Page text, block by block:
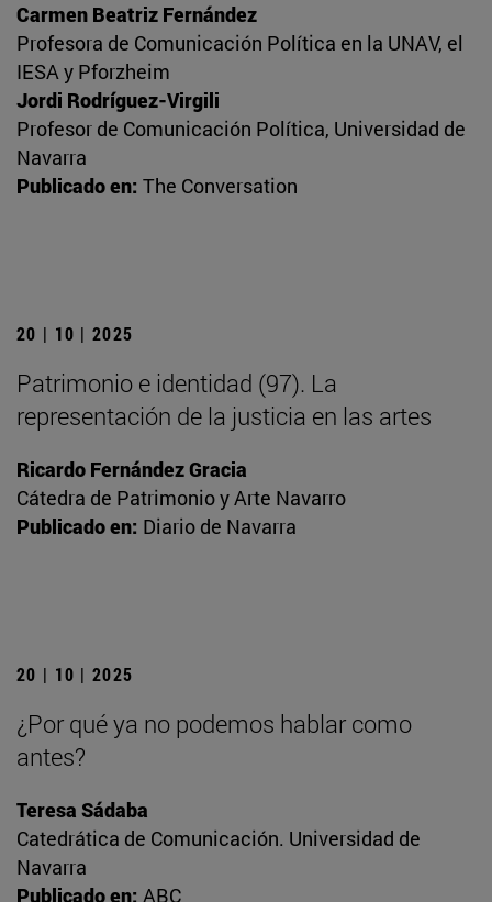
Carmen Beatriz Fernández
Profesora de Comunicación Política en la UNAV, el
IESA y Pforzheim
Jordi Rodríguez-Virgili
Profesor de Comunicación Política, Universidad de
Navarra
Publicado en: The Conversation
20 | 10 | 2025
Patrimonio e identidad (97). La
representación de la justicia en las artes
Ricardo Fernández Gracia
Cátedra de Patrimonio y Arte Navarro
Publicado en: Diario de Navarra
20 | 10 | 2025
¿Por qué ya no podemos hablar como
antes?
Teresa Sádaba
Catedrática de Comunicación. Universidad de
Navarra
Publicado en: ABC